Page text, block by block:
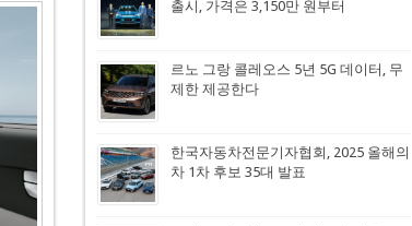
출시, 가격은 3,150만 원부터
르노 그랑 콜레오스 5년 5G 데이터, 무
제한 제공한다
한국자동차전문기자협회, 2025 올해의
차 1차 후보 35대 발표